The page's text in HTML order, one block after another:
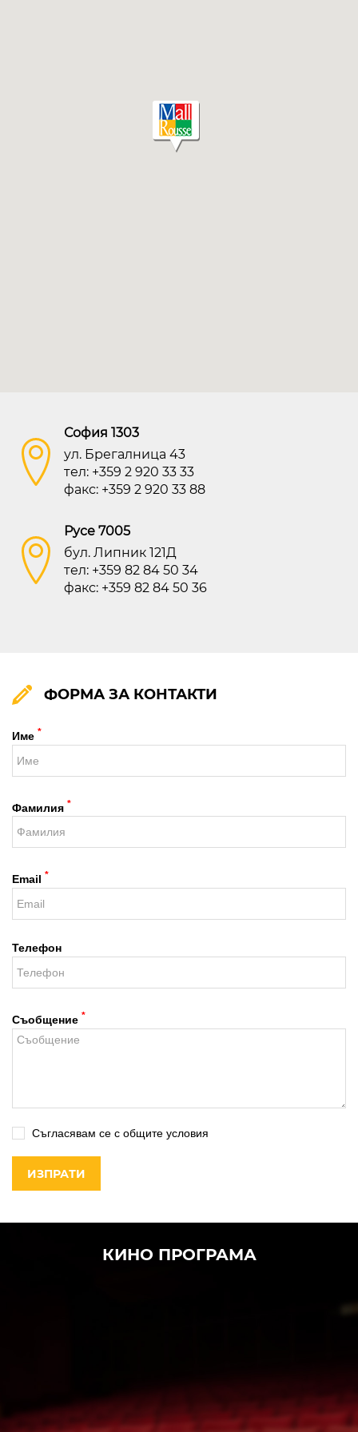
София 1303
ул. Брегалница 43
тел: +359 2 920 33 33
факс: +359 2 920 33 88
Русе 7005
бул. Липник 121Д
тел: +359 82 84 50 34
факс: +359 82 84 50 36
ФОРМА ЗА КОНТАКТИ
Име *
Фамилия *
Email *
Телефон
Съобщение *
Съгласявам се с общите условия
ИЗПРАТИ
КИНО ПРОГРАМА
бул. Липник 121 Д
ПРАВА ЗА ПОЛЗВАНЕ
ПОЛИТИКА ЗА ИЗПОЛЗВАНЕ НА БИСКВИТКИ
KABOOM ПОЛИТИКА ЗА ВИДЕОНАБЛЮДЕНИЕ
KABOOM ПОЛИТИКА ЗА ОБРАБОТВАНЕ И СИГУРНОСТ НА ЛИЧНИТЕ ДАННИ